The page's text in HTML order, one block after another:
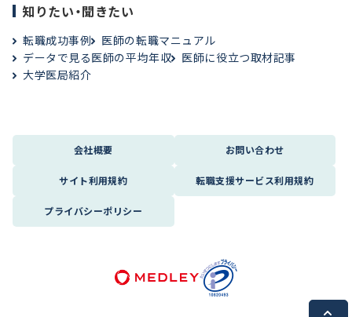
知りたい・聞きたい
転職成功事例
医師の転職マニュアル
データで見る医師の平均年収
医師に役立つ取材記事
大学医局紹介
会社概要 お問い合わせ
サイト利用規約 転職支援サービス利用規約
プライバシーポリシー